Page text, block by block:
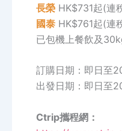
長榮 HK$731起(連
國泰 HK$761起(連
已包機上餐飲及
訂購日期：即日至
出發日期：即日至
Ctrip攜程網：